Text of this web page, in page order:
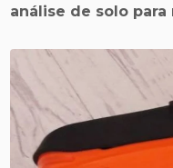
análise de solo